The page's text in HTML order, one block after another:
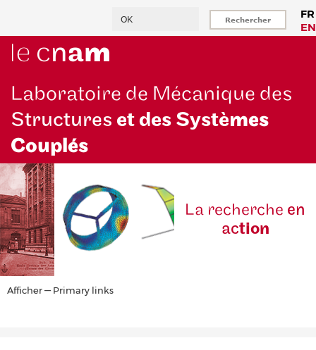
principal
FR
EN
Laboratoire de Mécanique des
Structures et des Systèmes
Couplés
La recherche en
action
Primary
Afficher — Primary links